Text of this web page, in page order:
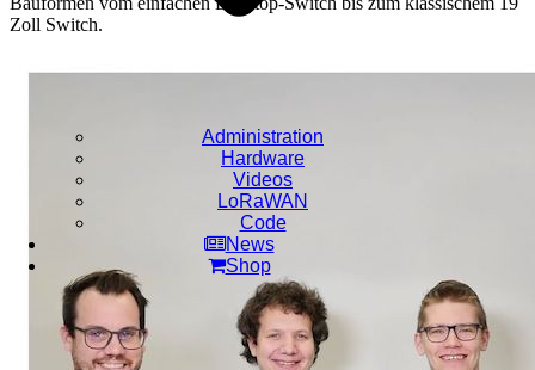
Administration
Hardware
Videos
LoRaWAN
Code
News
Shop
Zoll Switch.